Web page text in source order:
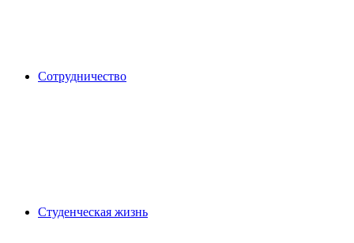
Сотрудничество
Студенческая жизнь